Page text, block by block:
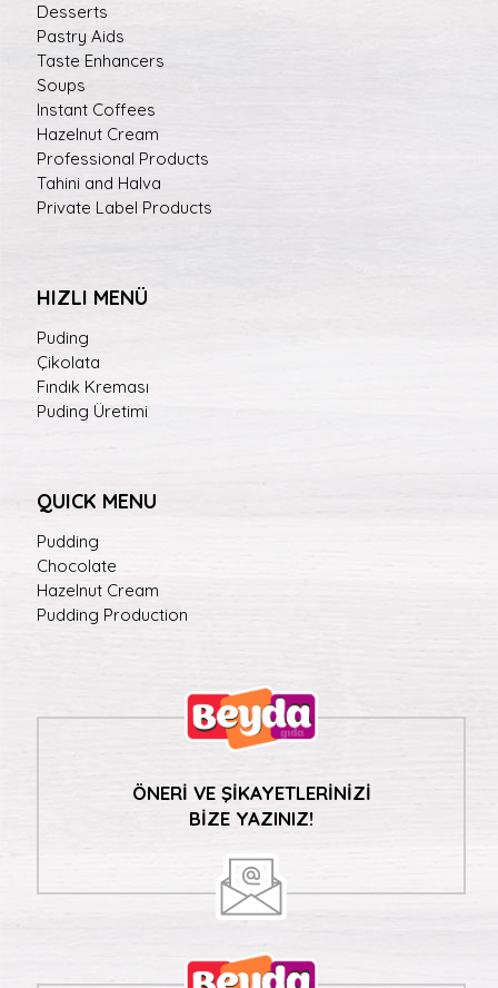
Desserts
Pastry Aids
Taste Enhancers
Soups
Instant Coffees
Hazelnut Cream
Professional Products
Tahini and Halva
Private Label Products
HIZLI MENÜ
Puding
Çikolata
Fındık Kreması
Puding Üretimi
QUICK MENU
Pudding
Chocolate
Hazelnut Cream
Pudding Production
ÖNERİ VE ŞİKAYETLERİNİZİ
BİZE YAZINIZ!